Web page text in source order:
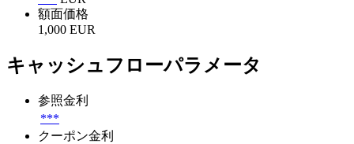
額面価格
1,000 EUR
キャッシュフローパラメータ
参照金利
***
クーポン金利